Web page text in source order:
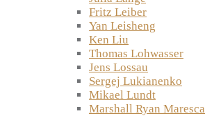
Fritz Leiber
Yan Leisheng
Ken Liu
Thomas Lohwasser
Jens Lossau
Sergej Lukianenko
Mikael Lundt
Marshall Ryan Maresca